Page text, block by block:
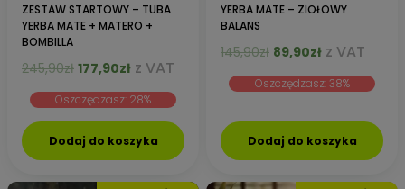
ZESTAW STARTOWY – TUBA
YERBA MATE + MATERO +
BOMBILLA
245,90zł Pierwotna
wynosiła:
245,90zł.
177,90złAktualna
wynosi:
177,90zł.
z VAT
Oszczędzasz: 28%
Dodaj do koszyka
YERBA MATE – ZIOŁOWY
BALANS
145,90zł Pierwotna
wynosiła:
89,90złAktualna
wynosi:
z VAT
Oszczędzasz: 38%
Dodaj do koszyka